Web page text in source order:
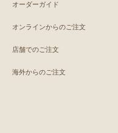
オーダーガイド
オンラインからのご注文
店舗でのご注文
海外からのご注文